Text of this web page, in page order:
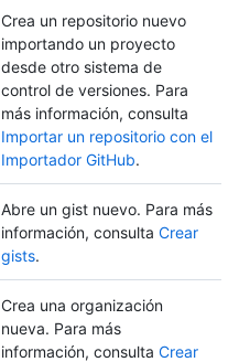
Crea un repositorio nuevo
importando un proyecto
desde otro sistema de
control de versiones. Para
más información, consulta
Importar un repositorio con el
Importador GitHub.
Abre un gist nuevo. Para más
información, consulta Crear
gists.
Crea una organización
nueva. Para más
información, consulta Crear